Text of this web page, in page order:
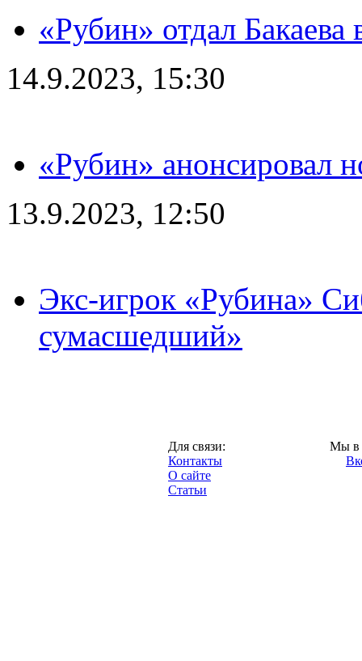
«Рубин» отдал
14.9.2023, 15:30
«Рубин» анонсировал
13.9.2023, 12:50
Экс-игрок «Рубина»
сумасшедший»
Для связи:
Контакты
О сайте
Статьи
Мы в